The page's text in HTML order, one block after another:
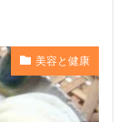
美容と健康